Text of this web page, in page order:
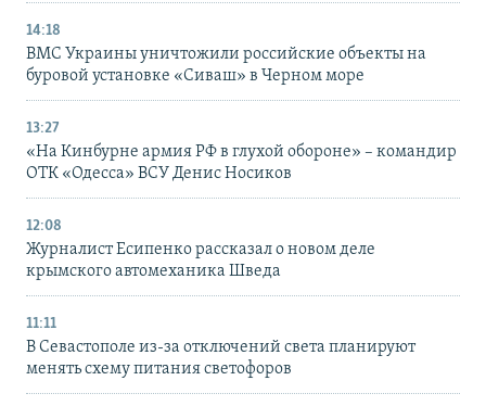
14:18
ВМС Украины уничтожили российские объекты на
буровой установке «Сиваш» в Черном море
13:27
«На Кинбурне армия РФ в глухой обороне» – командир
ОТК «Одесса» ВСУ Денис Носиков
12:08
Журналист Есипенко рассказал о новом деле
крымского автомеханика Шведа
11:11
В Севастополе из-за отключений света планируют
менять схему питания светофоров